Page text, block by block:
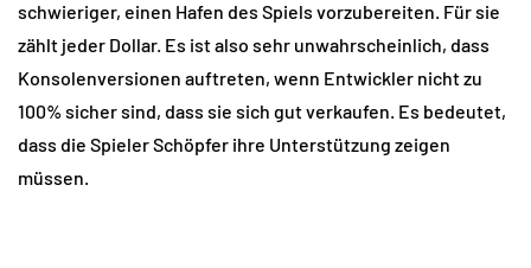
schwieriger, einen Hafen des Spiels vorzubereiten. Für sie
zählt jeder Dollar. Es ist also sehr unwahrscheinlich, dass
Konsolenversionen auftreten, wenn Entwickler nicht zu
100% sicher sind, dass sie sich gut verkaufen. Es bedeutet,
dass die Spieler Schöpfer ihre Unterstützung zeigen
müssen.